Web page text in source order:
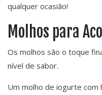
qualquer ocasião!
Molhos para
Os molhos são o toque
nível de sabor.
Um molho de iogurte